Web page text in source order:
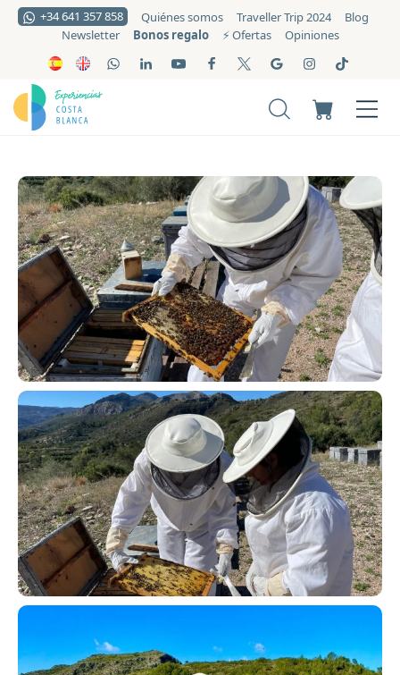
+34 641 357 858 Quiénes somos Traveller Trip 2024
Blog
Newsletter
Bonos regalo ⚡️ Ofertas Opiniones